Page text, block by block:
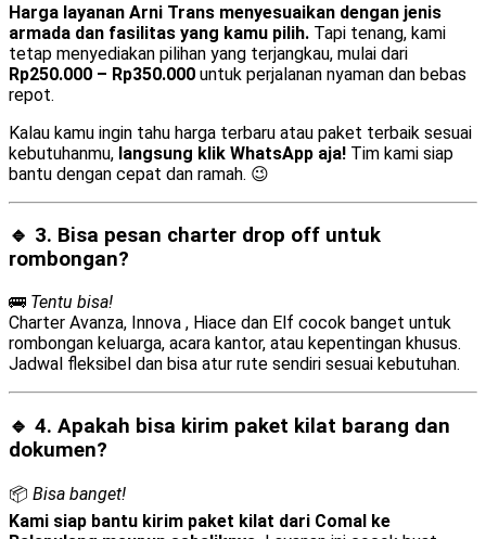
Harga layanan Arni Trans menyesuaikan dengan jenis
armada dan fasilitas yang kamu pilih. Tapi tenang, kami
tetap menyediakan pilihan yang terjangkau, mulai dari
Rp250.000 – Rp350.000 untuk perjalanan nyaman dan bebas
repot.
Kalau kamu ingin tahu harga terbaru atau paket terbaik sesuai
kebutuhanmu, langsung klik WhatsApp aja! Tim kami siap
bantu dengan cepat dan ramah. 😉
🔹 3. Bisa pesan charter drop off untuk
rombongan?
🚌 Tentu bisa!
Charter Avanza, Innova , Hiace dan Elf cocok banget untuk
rombongan keluarga, acara kantor, atau kepentingan khusus.
Jadwal fleksibel dan bisa atur rute sendiri sesuai kebutuhan.
🔹 4. Apakah bisa kirim paket kilat barang dan
dokumen?
📦 Bisa banget!
Kami siap bantu kirim paket kilat dari Comal ke